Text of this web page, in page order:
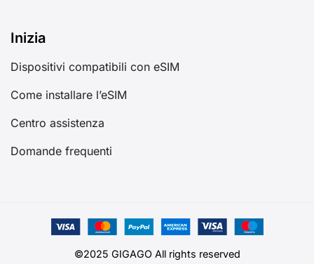
Inizia
Dispositivi compatibili con eSIM
Come installare l’eSIM
Centro assistenza
Domande frequenti
©2025 GIGAGO All rights reserved